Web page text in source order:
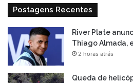
Postagens Recentes
River Plate
Thiago Almada,
2 horas atrás
Queda de